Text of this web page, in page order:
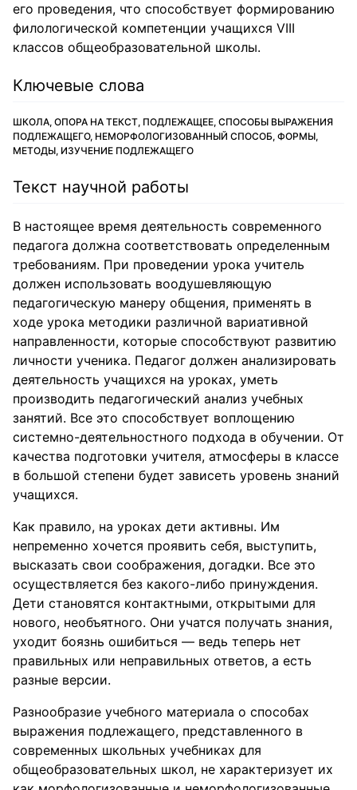
его проведения, что способствует формированию
филологической компетенции учащихся VIII
классов общеобразовательной школы.
Ключевые слова
ШКОЛА, ОПОРА НА ТЕКСТ, ПОДЛЕЖАЩЕЕ, СПОСОБЫ ВЫРАЖЕНИЯ
ПОДЛЕЖАЩЕГО, НЕМОРФОЛОГИЗОВАННЫЙ СПОСОБ, ФОРМЫ,
МЕТОДЫ, ИЗУЧЕНИЕ ПОДЛЕЖАЩЕГО
Текст научной работы
В настоящее время деятельность современного
педагога должна соответствовать определенным
требованиям. При проведении урока учитель
должен использовать воодушевляющую
педагогическую манеру общения, применять в
ходе урока методики различной вариативной
направленности, которые способствуют развитию
личности ученика. Педагог должен анализировать
деятельность учащихся на уроках, уметь
производить педагогический анализ учебных
занятий. Все это способствует воплощению
системно-деятельностного подхода в обучении. От
качества подготовки учителя, атмосферы в классе
в большой степени будет зависеть уровень знаний
учащихся.
Как правило, на уроках дети активны. Им
непременно хочется проявить себя, выступить,
высказать свои соображения, догадки. Все это
осуществляется без какого-либо принуждения.
Дети становятся контактными, открытыми для
нового, необъятного. Они учатся получать знания,
уходит боязнь ошибиться — ведь теперь нет
правильных или неправильных ответов, а есть
разные версии.
Разнообразие учебного материала о способах
выражения подлежащего, представленного в
современных школьных учебниках для
общеобразовательных школ, не характеризует их